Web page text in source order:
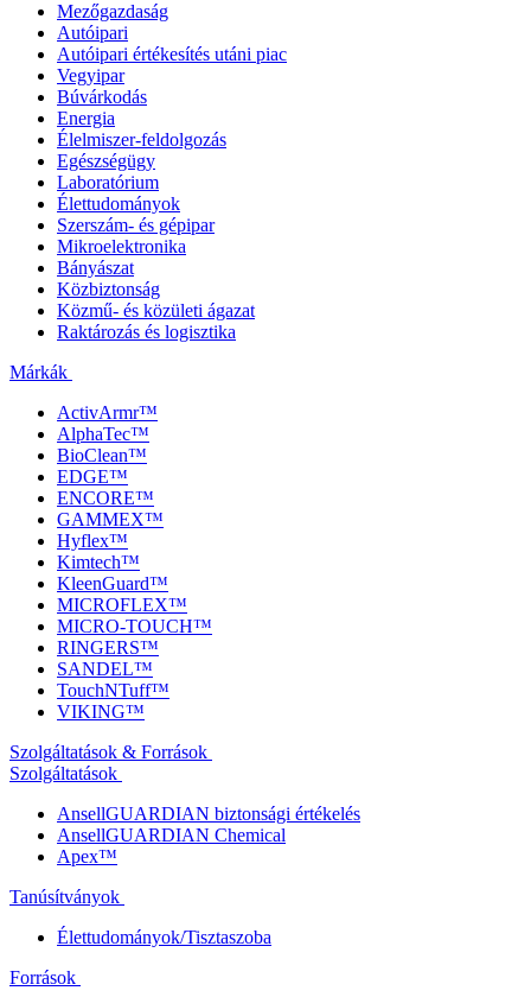
Mezőgazdaság
Autóipari
Autóipari értékesítés utáni piac
Vegyipar
Búvárkodás
Energia
Élelmiszer-feldolgozás
Egészségügy
Laboratórium
Élettudományok
Szerszám- és gépipar
Mikroelektronika
Bányászat
Közbiztonság
Közmű- és közületi ágazat
Raktározás és logisztika
Márkák
ActivArmr™
AlphaTec™
BioClean™
EDGE™
ENCORE™
GAMMEX™
Hyflex™
Kimtech™
KleenGuard™
MICROFLEX™
MICRO-TOUCH™
RINGERS™
SANDEL™
TouchNTuff™
VIKING™
Szolgáltatások & Források
Szolgáltatások
AnsellGUARDIAN biztonsági értékelés
AnsellGUARDIAN Chemical
Apex™
Tanúsítványok
Élettudományok/Tisztaszoba
Források